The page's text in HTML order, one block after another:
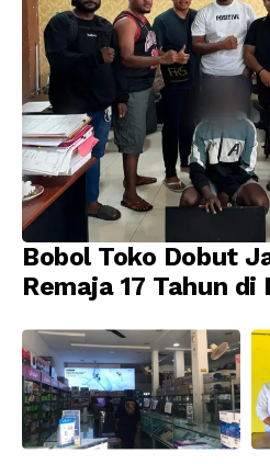
Bobol Toko Dobut
Remaja 17 Tahun
Jatanras Polda